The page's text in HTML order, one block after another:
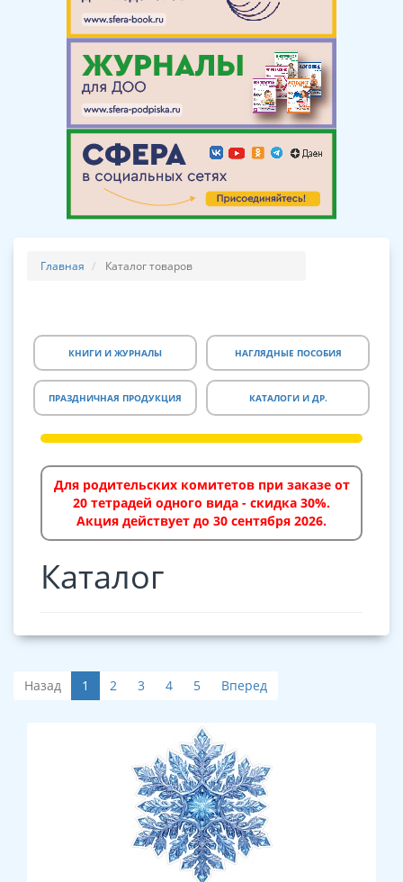
Главная Каталог товаров
КНИГИ И ЖУРНАЛЫ НАГЛЯДНЫЕ ПОСОБИЯ
ПРАЗДНИЧНАЯ ПРОДУКЦИЯ КАТАЛОГИ И ДР.
Для родительских комитетов при заказе от
20 тетрадей одного вида - скидка 30%.
Акция действует до 30 сентября 2026.
Каталог
Назад 1 2 3 4 5 Вперед